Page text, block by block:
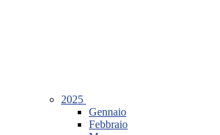
2025
Gennaio
Febbraio